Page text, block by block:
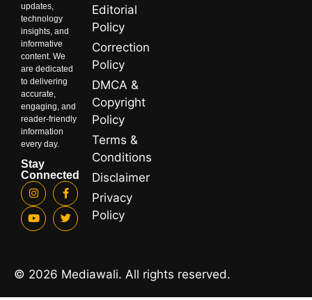
updates,
technology
insights, and
informative
content. We
are dedicated
to delivering
accurate,
engaging, and
reader-friendly
information
every day.
Stay
Connected
Editorial
Policy
Correction
Policy
DMCA &
Copyright
Policy
Terms &
Conditions
Disclaimer
Privacy
Policy
© 2026 Mediawali. All rights reserved.